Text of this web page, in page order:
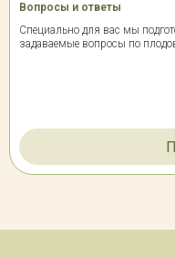
Вопросы и ответы
Специально для вас мы
задаваемые вопросы по